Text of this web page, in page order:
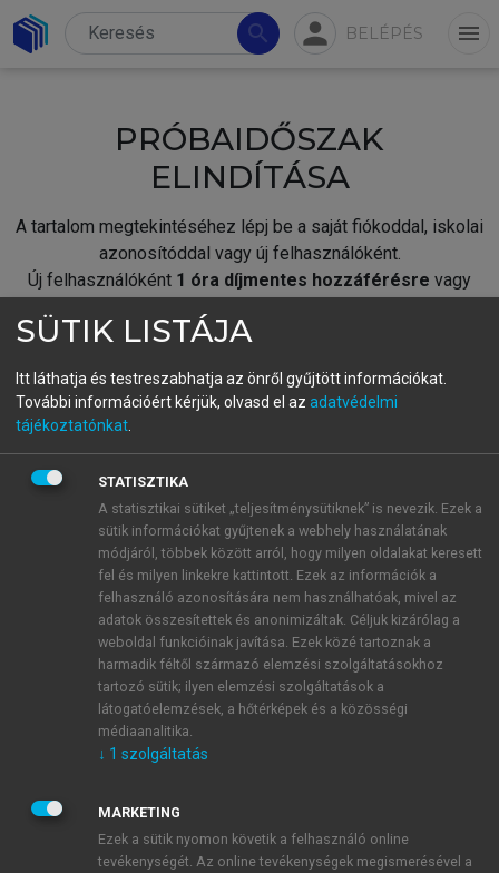
search person BELÉPÉS menu
PRÓBAIDŐSZAK
ELINDÍTÁSA
A tartalom megtekintéséhez lépj be a saját fiókoddal, iskolai
azonosítóddal vagy új felhasználóként.
Új felhasználóként 1 óra díjmentes hozzáférésre vagy
fiókoddal,vagy hozz létre új fiókot.
A regisztráció után apróbaidőszakautomatikusan
BELÉPÉS SAJÁT FIÓKKAL
ÚJ FIÓK LÉTREHOZÁSA
1 óra díjmentes hozzáférés
E-MAIL-CÍM
JELSZÓ
SÜTIK LISTÁJA
Itt láthatja és testreszabhatja az önről gyűjtött információkat.
További információért kérjük, olvasd el az adatvédelmi
tájékoztatónkat
STATISZTIKA
A statisztikai sütiket „teljesítménysütiknek” is nevezik. Ezek a
sütik információkat gyűjtenek a webhely használatának
módjáról, többek között arról, hogy milyen oldalakat keresett
fel és milyen linkekre kattintott. Ezek az információk a
felhasználó azonosítására nem használhatóak, mivel az
adatok összesítettek és anonimizáltak. Céljuk kizárólag a
weboldal funkcióinak javítása. Ezek közé tartoznak a
harmadik féltől származó elemzési szolgáltatásokhoz
tartozó sütik; ilyen elemzési szolgáltatások a
látogatóelemzések, a hőtérképek és a közösségi
médiaanalitika.
↓ 1 szolgáltatás
MARKETING
Ezek a sütik nyomon követik a felhasználó online
tevékenységét. Az online tevékenységek megismerésével a